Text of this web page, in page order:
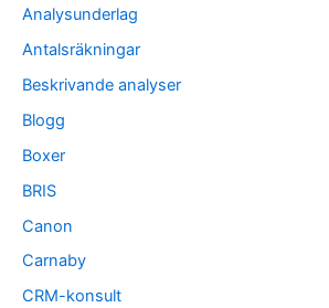
Analysunderlag
Antalsräkningar
Beskrivande analyser
Blogg
Boxer
BRIS
Canon
Carnaby
CRM-konsult